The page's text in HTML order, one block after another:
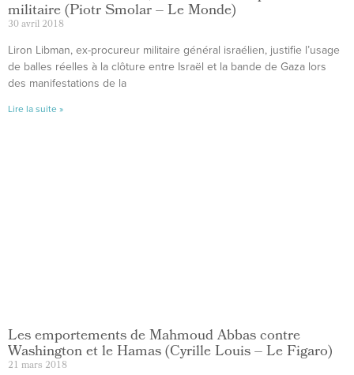
militaire (Piotr Smolar – Le Monde)
30 avril 2018
Liron Libman, ex-procureur militaire général israélien, justifie l’usage
de balles réelles à la clôture entre Israël et la bande de Gaza lors
des manifestations de la
Lire la suite »
Les emportements de Mahmoud Abbas contre
Washington et le Hamas (Cyrille Louis – Le Figaro)
21 mars 2018